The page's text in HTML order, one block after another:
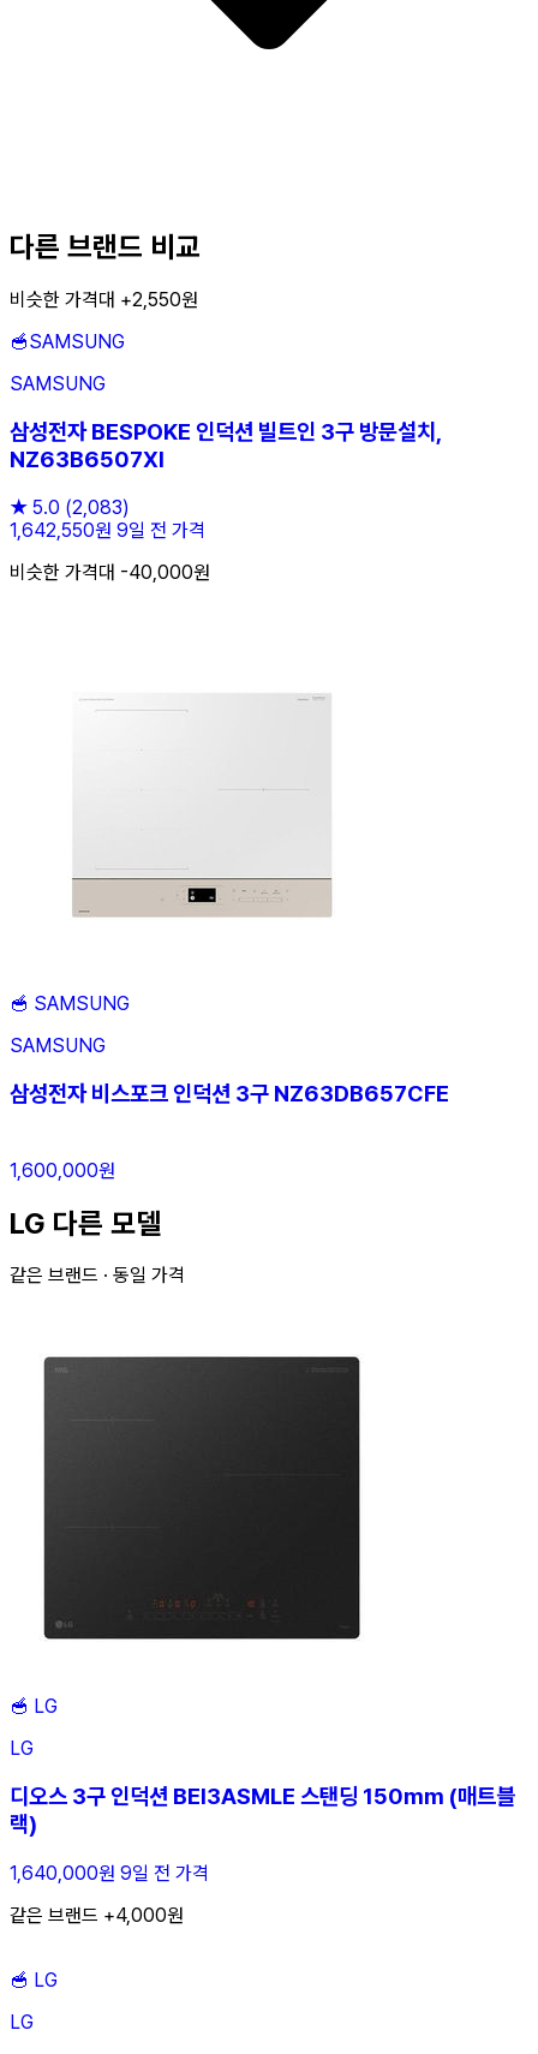
다른 브랜드 비교
비슷한 가격대 +2,550원
🥣SAMSUNG
SAMSUNG
삼성전자 BESPOKE 인덕션 빌트인 3구 방문설치,
NZ63B6507Xl
★ 5.0 (2,083)
1,642,550원 9일 전 가격
비슷한 가격대 -40,000원
🥣 SAMSUNG
SAMSUNG
삼성전자 비스포크 인덕션 3구 NZ63DB657CFE
1,600,000원
LG 다른 모델
같은 브랜드 · 동일 가격
🥣 LG
LG
디오스 3구 인덕션 BEI3ASMLE 스탠딩 150mm (매트블
랙)
1,640,000원 9일 전 가격
같은 브랜드 +4,000원
🥣 LG
LG